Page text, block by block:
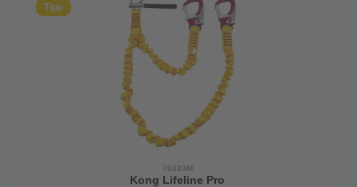
Tipp
70403M
Kong Lifeline Pro